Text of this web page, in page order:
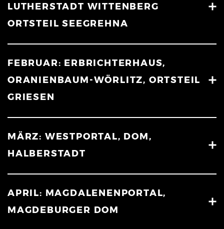
LUTHERSTADT WITTENBERG
ORTSTEIL SEEGREHNA
FEBRUAR: ERBRICHTERHAUS,
ORANIENBAUM-WÖRLITZ, ORTSTEIL
GRIESEN
MÄRZ: WESTPORTAL, DOM,
HALBERSTADT
APRIL: MAGDALENENPORTAL,
MAGDEBURGER DOM